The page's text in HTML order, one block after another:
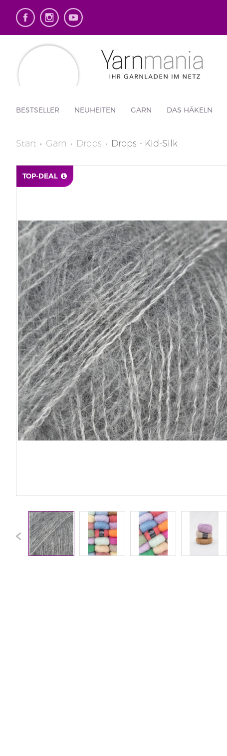
BESTSELLER NEUHEITEN GARN DAS HÄKELN
Start Garn Drops Drops - Kid-Silk
TOP-DEAL